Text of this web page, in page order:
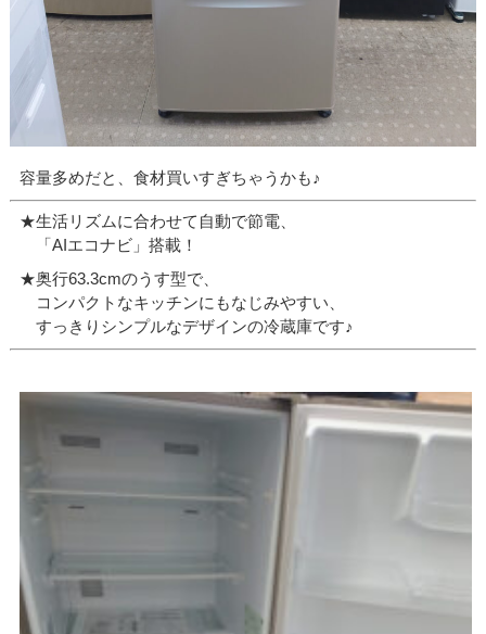
容量多めだと、食材買いすぎちゃうかも♪
★生活リズムに合わせて自動で節電、
「AIエコナビ」搭載！
★奥行63.3cmのうす型で、
コンパクトなキッチンにもなじみやすい、
すっきりシンプルなデザインの冷蔵庫です♪